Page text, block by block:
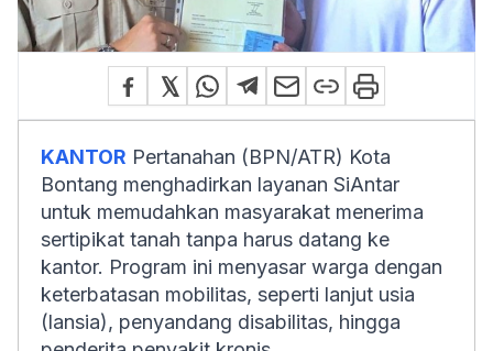
KANTOR Pertanahan (BPN/ATR) Kota
Bontang menghadirkan layanan SiAntar
untuk memudahkan masyarakat menerima
sertipikat tanah tanpa harus datang ke
kantor. Program ini menyasar warga dengan
keterbatasan mobilitas, seperti lanjut usia
(lansia), penyandang disabilitas, hingga